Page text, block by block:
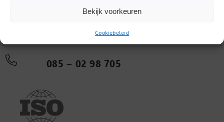
Bekijk voorkeuren
Cookiebeleid
3542 DR Utrecht
085 – 02 98 705